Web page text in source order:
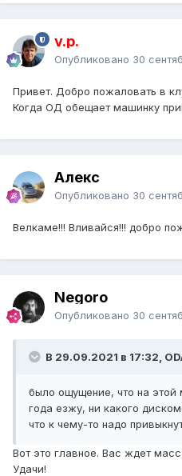
v.p.
Опубликовано 30
Привет. Добро пожаловать в
Когда ОД обещает машинку
Алекс
Опубликовано 30
Велкаме!!! Вливайся!!! добро
Negoro
Опубликовано 30
В 29.09.2021 в 17:32,
было ощущение, что на
года езжу, ни какого
что к чему-то надо
Вот это главное. Вас ждет
Удачи!